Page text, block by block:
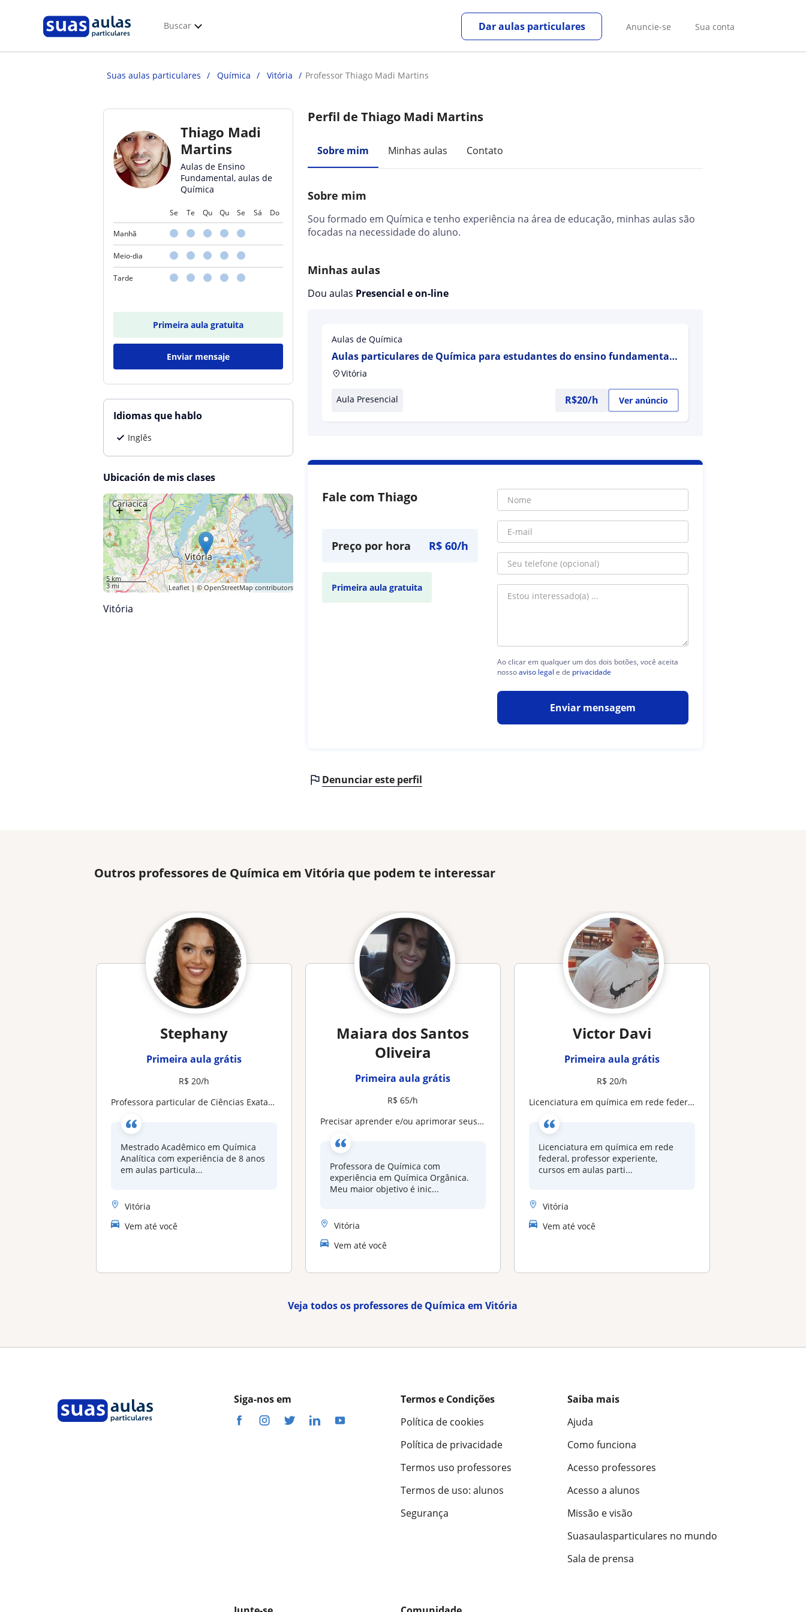
Buscar Anuncie-se Sua conta
Dar aulas particulares
Suas aulas particulares Química Vitória Professor Thiago Madi Martins
Thiago Madi
Martins
Aulas de Ensino
Fundamental, aulas de
Química
Se Te Qu Qu Se Sá Do
Manhã
Meio-dia
Tarde
Primeira aula gratuita
Enviar mensaje
Idiomas que hablo
Inglês
Ubicación de mis clases
+ −
5 km
3 mi
Leaflet| ©OpenStreetMap contributors
Vitória
Perfil de Thiago Madi Martins
Sobre mim Minhas aulas Contato
Sobre mim
Sou formado em Química e tenho experiência na área de educação, minhas aulas são
focadas na necessidade do aluno.
Minhas aulas
Dou aulas Presencial e on-line
Aulas de Química
Aulas particulares de Química para estudantes do ensino fundamental,
médio e superior com foco na necessidade do aluno
Vitória
Aula Presencial R$20/h Ver anúncio
Fale com Thiago
Preço por hora R$ 60/h
Primeira aula gratuita
Ao clicar em qualquer um dos dois botões, você aceita
nossoaviso legal e de privacidade
Enviar mensagem
Denunciar este perfil
Outros professores de Química em Vitória que podem te interessar
Stephany
Primeira aula grátis
R$ 20/h
Professora particular de Ciências Exatas e da Natureza
Mestrado Acadêmico em Química
Analítica com experiência de 8 anos
em aulas particula...
Vitória
Vem até você
Maiara dos Santos
Oliveira
Primeira aula grátis
R$ 65/h
Precisar aprender e/ou aprimorar seus conhecimentos de Química? Estou aqui para caminharmos juntos no seu processo de aprendizagem
Professora de Química com
experiência em Química Orgânica.
Meu maior objetivo é inic...
Vitória
Vem até você
Victor Davi
Primeira aula grátis
R$ 20/h
Licenciatura em química em rede federal, professor experiente, cursos em aulas particulares em EAD e presencial. Metodologias inovadores e interativas em que o aluno se torna o principal personagem. Metodologia expositiva e construtiva. Aulas didáticas e
Licenciatura em química em rede
federal, professor experiente,
cursos em aulas parti...
Vitória
Vem até você
Veja todos os professores de Química em Vitória
Siga-nos em
Termos e Condições
Política de cookies
Política de privacidade
Termos uso professores
Termos de uso: alunos
Segurança
Saiba mais
Ajuda
Como funciona
Acesso professores
Acesso a alunos
Missão e visão
Suasaulasparticulares no mundo
Sala de prensa